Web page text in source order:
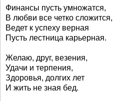
Финансы пусть умножатся,
В любви все четко сложится,
Ведет к успеху верная
Пусть лестница карьерная.
Желаю, друг, везения,
Удачи и терпения,
Здоровья, долгих лет
И жить не зная бед.